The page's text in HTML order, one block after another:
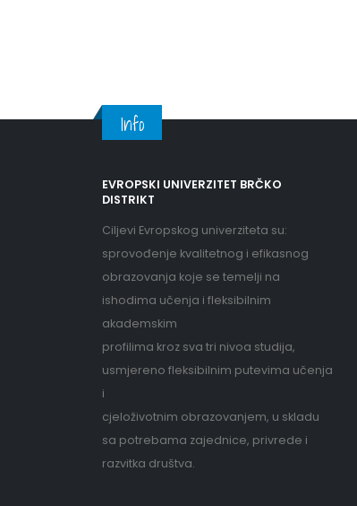
Info
EVROPSKI UNIVERZITET BRČKO
DISTRIKT
Ciljevi Evropskog univerziteta su:
sprovođenje kvalitetnog i efikasnog
obrazovanja koje se temelji na
ishodima učenja i fleksibilnim
akademskim
profilima kroz sva tri nivoa studija,
usmjereno fleksibilnim putevima učenja
i
cjeloživotnim obrazovanjem, u skladu
sa potrebama zajednice, privrede i
razvitka društva.